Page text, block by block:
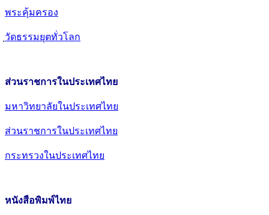
พระคุ้มครอง
วัดธรรมยุตทั่วโลก
ส่วนราชการในประเทศไทย
มหาวิทยาลัยในประเทศไทย
ส่วนราชการในประเทศไทย
กระทรวงในประเทศไทย
หนังสือพิมพ์ไทย